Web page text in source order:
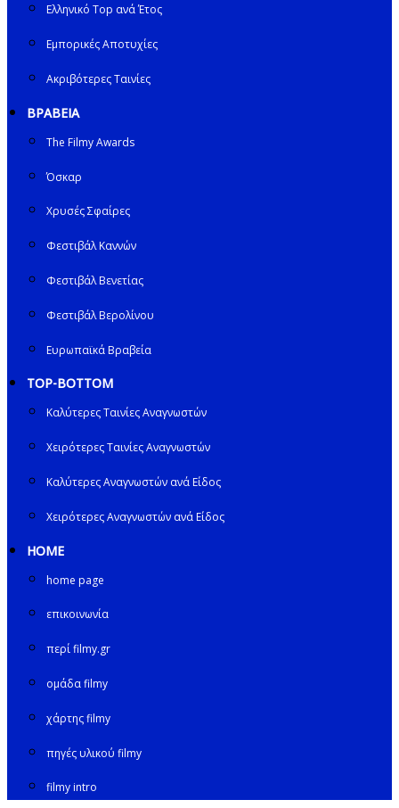
Ελληνικό Top ανά Έτος
Εμπορικές Αποτυχίες
Ακριβότερες Ταινίες
ΒΡΑΒΕΙΑ
The Filmy Awards
Όσκαρ
Χρυσές Σφαίρες
Φεστιβάλ Καννών
Φεστιβάλ Βενετίας
Φεστιβάλ Βερολίνου
Ευρωπαϊκά Βραβεία
TOP-BOTTOM
Καλύτερες Ταινίες Αναγνωστών
Χειρότερες Ταινίες Αναγνωστών
Καλύτερες Αναγνωστών ανά Είδος
Χειρότερες Αναγνωστών ανά Είδος
HOME
home page
επικοινωνία
περί filmy.gr
ομάδα filmy
χάρτης filmy
πηγές υλικού filmy
filmy intro